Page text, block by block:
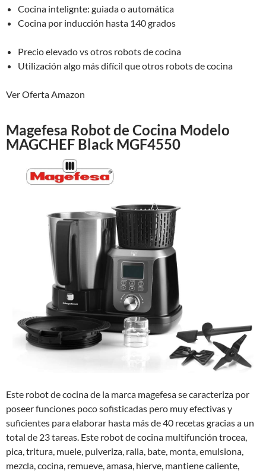
Cocina intelignte: guiada o automática
Cocina por inducción hasta 140 grados
Precio elevado vs otros robots de cocina
Utilización algo más difícil que otros robots de cocina
Ver Oferta Amazon
Magefesa Robot de Cocina Modelo
MAGCHEF Black MGF4550
Este robot de cocina de la marca magefesa se caracteriza por
poseer funciones poco sofisticadas pero muy efectivas y
suficientes para elaborar hasta más de 40 recetas gracias a un
total de 23 tareas. Este robot de cocina multifunción trocea,
pica, tritura, muele, pulveriza, ralla, bate, monta, emulsiona,
mezcla, cocina, remueve, amasa, hierve, mantiene caliente,